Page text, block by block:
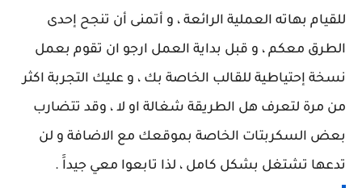
للقيام بهاته العملية الرائعة ، و أتمنى أن تنجح إحدى
الطرق معكم ، و قبل بداية العمل ارجو ان تقوم بعمل
نسخة إحتياطية للقالب الخاصة بك ، و عليك التجربة اكثر
من مرة لتعرف هل الطريقة شغالة او لا ، وقد تتضارب
بعض السكربتات الخاصة بموقعك مع الاضافة و لن
تدعها تشتغل بشكل كامل ، لذا تابعوا معي جيداََ .